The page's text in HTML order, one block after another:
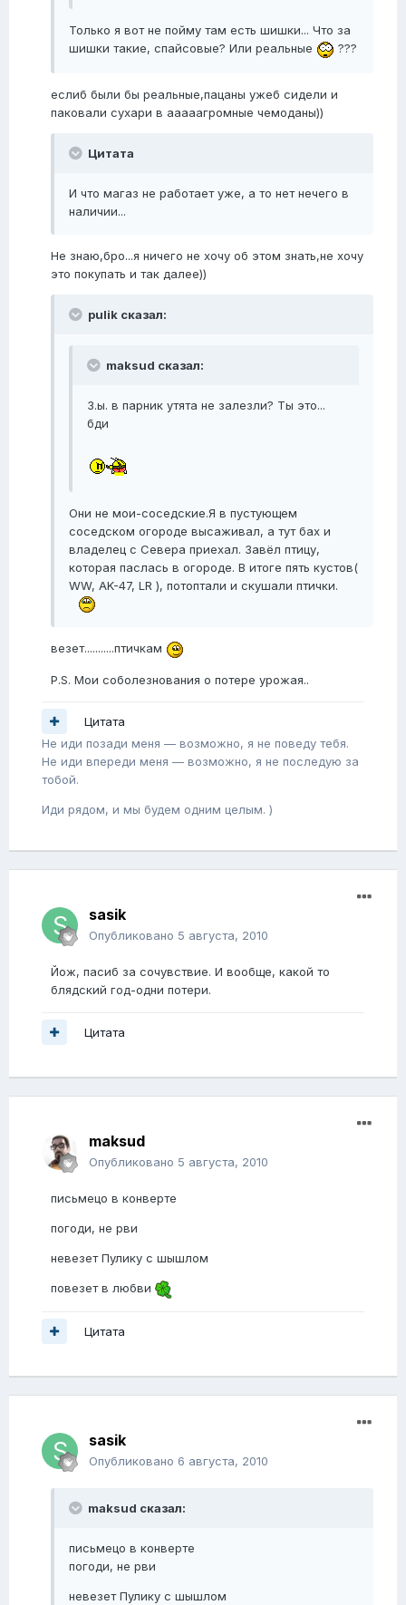
Только я вот не пойму там есть шишки... Что за
шишки такие, спайсовые? Или реальные
???
еслиб были бы реальные,пацаны ужеб сидели и
паковали сухари в ааааагромные чемоданы))
Цитата
И что магаз не работает уже, а то нет нечего в
наличии...
Не знаю,бро...я ничего не хочу об этом знать,не хочу
это покупать и так далее))
pulik сказал:
maksud сказал:
З.ы. в парник утята не залезли? Ты это...
бди
Они не мои-соседские.Я в пустующем
соседском огороде высаживал, а тут бах и
владелец с Севера приехал. Завёл птицу,
которая паслась в огороде. В итоге пять кустов(
WW, AK-47, LR ), потоптали и скушали птички.
везет...........птичкам
P.S. Мои соболезнования о потере урожая..
Цитата
Не иди позади меня — возможно, я не поведу тебя.
Не иди впереди меня — возможно, я не последую за
тобой.
Иди рядом, и мы будем одним целым. )
sasik
Опубликовано 5 августа, 2010
Йож, пасиб за сочувствие. И вообще, какой то
блядский год-одни потери.
Цитата
maksud
Опубликовано 5 августа, 2010
письмецо в конверте
погоди, не рви
невезет Пулику с шышлом
повезет в любви
Цитата
sasik
Опубликовано 6 августа, 2010
maksud сказал:
письмецо в конверте
погоди, не рви
невезет Пулику с шышлом